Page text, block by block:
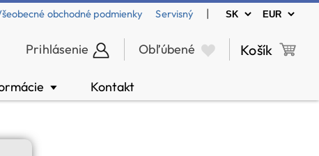
obchodné podmienky Servisný |
Prihlásenie Obľúbené Košík
▼ Kontakt